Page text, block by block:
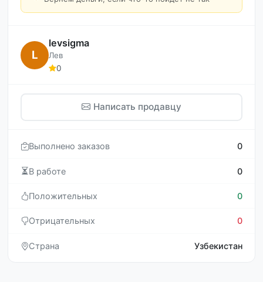
L
levsigma
Лев
0
Написать продавцу
Выполнено заказов 0
В работе 0
Положительных 0
Отрицательных 0
Страна Узбекистан